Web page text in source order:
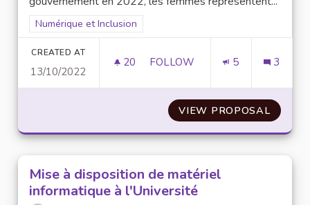
Filter results for scope: Numérique et Inclusion
Numérique et Inclusion
CREATED AT
13/10/2022
20 20 FOLLOWERS
FOLLOW 5 3
VIEW PROPOSAL
Mise à disposition de matériel
informatique à l'Université